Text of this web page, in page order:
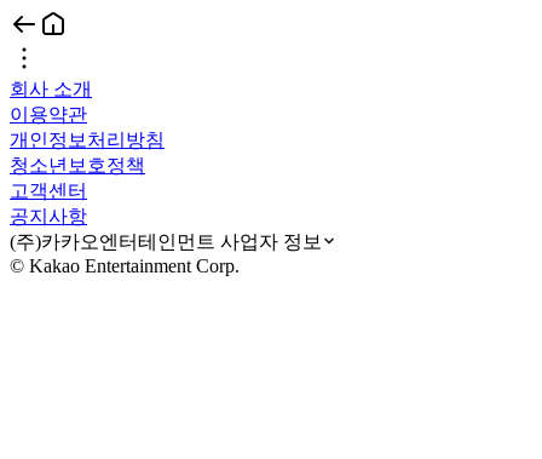
회사 소개
이용약관
개인정보처리방침
청소년보호정책
고객센터
공지사항
(주)카카오엔터테인먼트 사업자 정보
© Kakao Entertainment Corp.